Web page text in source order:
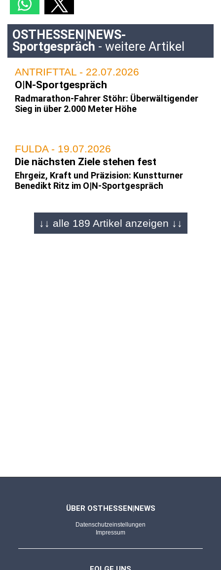
OSTHESSEN|NEWS-
Sportgespräch - weitere Artikel
ANTRIFTTAL - 22.07.2026
O|N-Sportgespräch
Radmarathon-Fahrer Stöhr: Überwältigender
Sieg in über 2.000 Meter Höhe
FULDA - 19.07.2026
Die nächsten Ziele stehen fest
Ehrgeiz, Kraft und Präzision: Kunstturner
Benedikt Ritz im O|N-Sportgespräch
FULDA - 29.06.2026
SGB-Coach im Sportgespräch
Cimen über das Trainerdasein
↓↓ alle 189 Artikel anzeigen ↓↓
ÜBER OSTHESSEN|NEWS
Datenschutzeinstellungen
Impressum